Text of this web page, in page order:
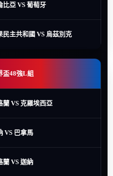
比亞 VS 葡萄牙
民主共和國 VS 烏茲別克
盃48強L組
蘭 VS 克羅埃西亞
VS 巴拿馬
蘭 VS 迦納